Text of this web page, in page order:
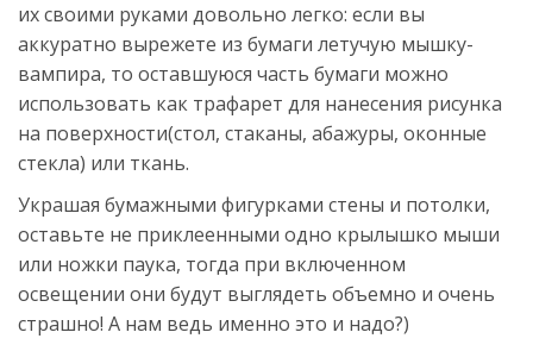
их своими руками довольно легко: если вы
аккуратно вырежете из бумаги летучую мышку-
вампира, то оставшуюся часть бумаги можно
использовать как трафарет для нанесения рисунка
на поверхности(стол, стаканы, абажуры, оконные
стекла) или ткань.
Украшая бумажными фигурками стены и потолки,
оставьте не приклеенными одно крылышко мыши
или ножки паука, тогда при включенном
освещении они будут выглядеть объемно и очень
страшно! А нам ведь именно это и надо?)